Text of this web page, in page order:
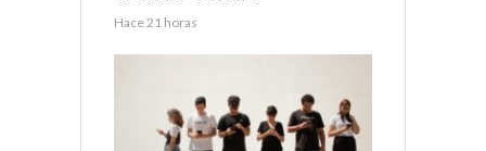
Hace 21 horas